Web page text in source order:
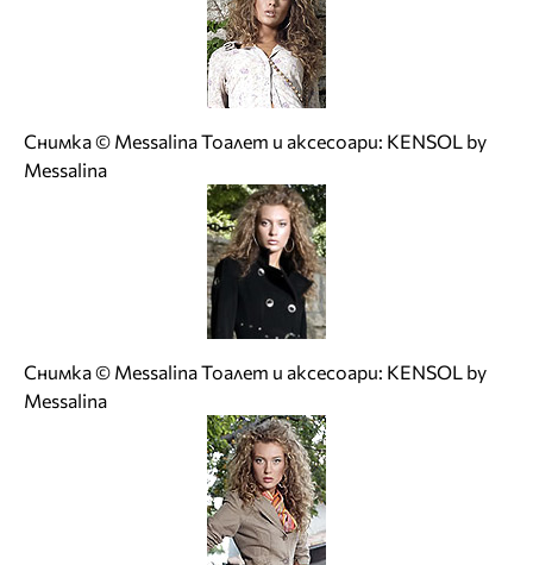
Снимка © Messalina Тоалет и аксесоари: KENSOL by
Messalina
Снимка © Messalina Тоалет и аксесоари: KENSOL by
Messalina